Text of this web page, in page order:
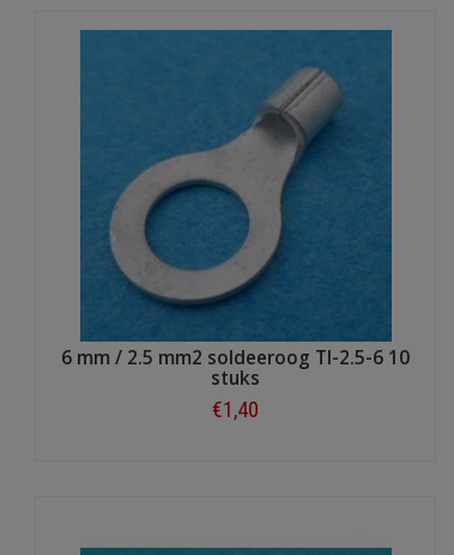
6 mm / 2.5 mm2 soldeeroog TI-2.5-6 10
stuks
€1,40